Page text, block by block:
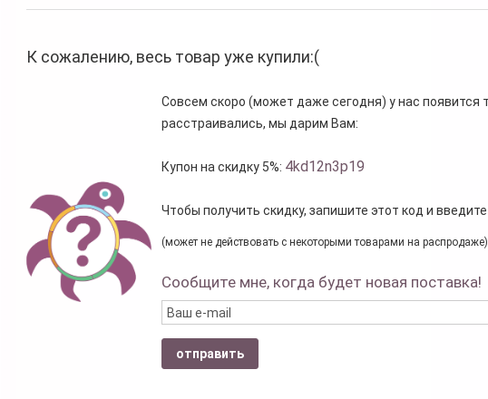
К сожалению, весь товар уже купили:(
Совсем скоро (может даже сегодня) у нас появится
расстраивались, мы дарим Вам:
Купон на скидку 5%: 4kd12n3p19
Чтобы получить скидку, запишите этот код и
(может не действовать с некоторыми товарами на
Сообщите мне, когда будет новая поставка!
отправить